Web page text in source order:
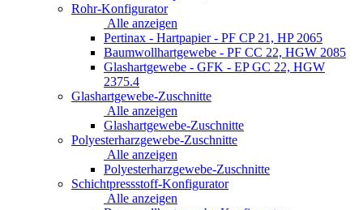
Rohr-Konfigurator
Alle anzeigen
Pertinax - Hartpapier - PF CP 21, HP 2065
Baumwollhartgewebe - PF CC 22, HGW 2085
Glashartgewebe - GFK - EP GC 22, HGW
2375.4
Glashartgewebe-Zuschnitte
Alle anzeigen
Glashartgewebe-Zuschnitte
Polyesterharzgewebe-Zuschnitte
Alle anzeigen
Polyesterharzgewebe-Zuschnitte
Schichtpressstoff-Konfigurator
Alle anzeigen